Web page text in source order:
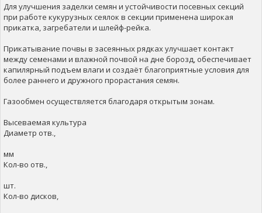
Для улучшения заделки семян и устойчивости посевных секций
при работе кукурузных сеялок в секции применена широкая
прикатка, загребатели и шлейф-рейка.
Прикатывание почвы в засеянных рядках улучшает контакт
между семенами и влажной почвой на дне борозд, обеспечивает
капилярный подъем влаги и создаёт благоприятные условия для
более раннего и дружного прорастания семян.
Газообмен осуществляется благодаря открытым зонам.
Высеваемая культура
Диаметр отв.,
мм
Кол-во отв.,
шт.
Кол-во дисков,